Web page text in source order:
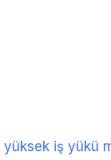
yüksek iş yükü